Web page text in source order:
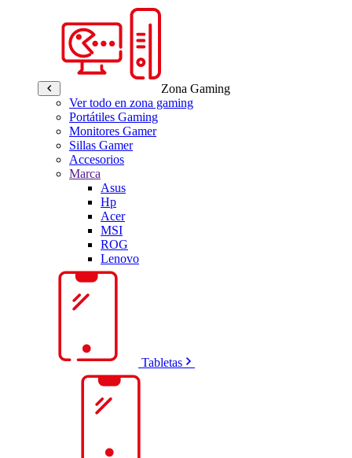
Zona Gaming
Ver todo en zona gaming
Portátiles Gaming
Monitores Gamer
Sillas Gamer
Accesorios
Marca
Asus
Hp
Acer
MSI
ROG
Lenovo
Tabletas